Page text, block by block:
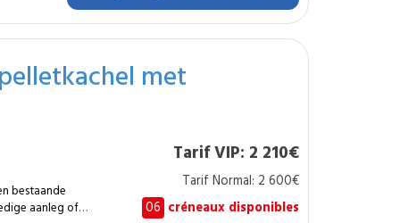
condensafvoer.
installatie vullen
is
voedingswinkels
volume laat een
grote
installatie en
met
bestaande
aanleg of
Tarif VIP: 2 210€
Tarif Normal: 2 600€
06 créneaux disponibles